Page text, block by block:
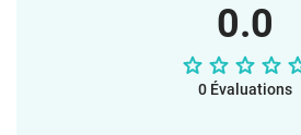
0.0
0 Évaluations